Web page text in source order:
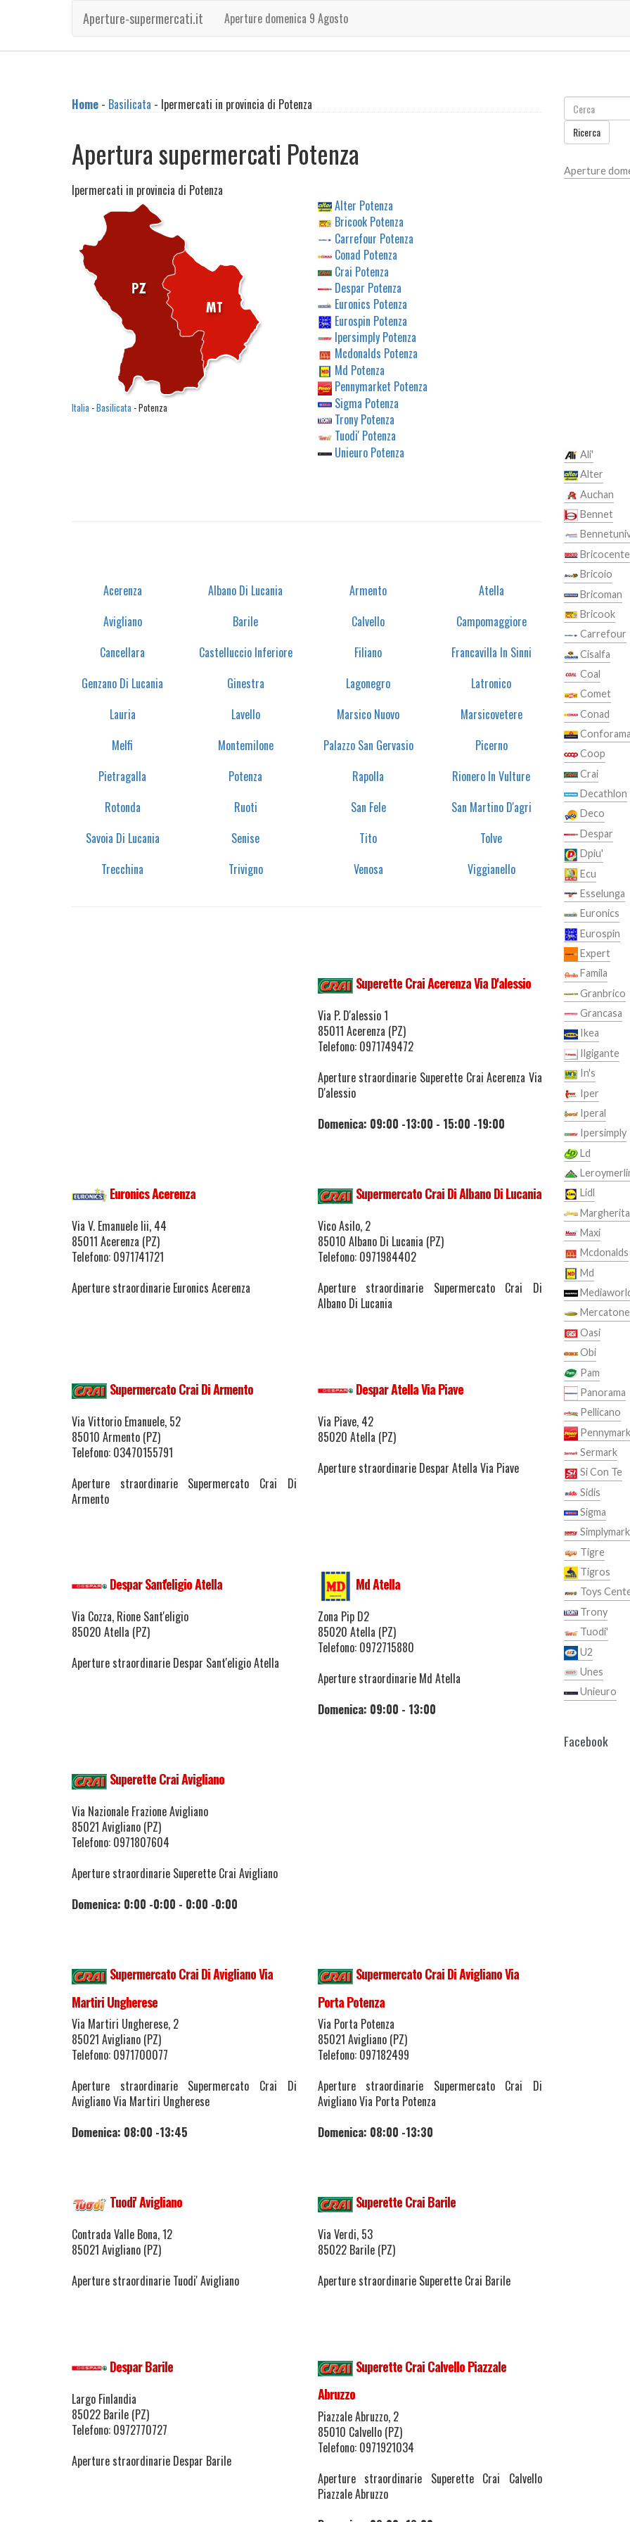
Aperture-supermercati.it Aperture domenica 9 Agosto
Home - Basilicata - Ipermercati in provincia di Potenza
Apertura supermercati Potenza
Ipermercati in provincia di Potenza
Italia -Basilicata - Potenza
Alter Potenza
Bricook Potenza
Carrefour Potenza
Conad Potenza
Crai Potenza
Despar Potenza
Euronics Potenza
Eurospin Potenza
Ipersimply Potenza
Mcdonalds Potenza
Md Potenza
Pennymarket Potenza
Sigma Potenza
Trony Potenza
Tuodi' Potenza
Unieuro Potenza
Acerenza Albano Di Lucania Armento
Atella
Avigliano
Barile Calvello
Campomaggiore
Cancellara
Castelluccio Inferiore Filiano
Francavilla In Sinni
Genzano Di Lucania
Ginestra Lagonegro
Latronico
Lauria
Lavello Marsico Nuovo
Marsicovetere
Melfi
Montemilone Palazzo San Gervasio
Picerno
Pietragalla
Potenza Rapolla
Rionero In Vulture
Rotonda
Ruoti San Fele
San Martino D'agri
Savoia Di Lucania
Senise Tito
Tolve
Trecchina
Trivigno Venosa Viggianello
Superette Crai Acerenza Via D'alessio
Via P. D'alessio 1
85011 Acerenza (PZ)
Telefono: 0971749472
Aperture straordinarie Superette Crai Acerenza Via
D'alessio
Domenica: 09:00 -13:00 - 15:00 -19:00
Euronics Acerenza
Via V. Emanuele Iii, 44
85011 Acerenza (PZ)
Telefono: 0971741721
Aperture straordinarie Euronics Acerenza
Supermercato Crai Di Albano Di Lucania
Vico Asilo, 2
85010 Albano Di Lucania (PZ)
Telefono: 0971984402
Aperture straordinarie Supermercato Crai Di
Albano Di Lucania
Supermercato Crai Di Armento
Via Vittorio Emanuele, 52
85010 Armento (PZ)
Telefono: 03470155791
Aperture straordinarie Supermercato Crai Di
Armento
Despar Atella Via Piave
Via Piave, 42
85020 Atella (PZ)
Aperture straordinarie Despar Atella Via Piave
Despar Sant'eligio Atella
Via Cozza, Rione Sant'eligio
85020 Atella (PZ)
Aperture straordinarie Despar Sant'eligio Atella
Md Atella
Zona Pip D2
85020 Atella (PZ)
Telefono: 0972715880
Aperture straordinarie Md Atella
Domenica: 09:00 - 13:00
Superette Crai Avigliano
Via Nazionale Frazione Avigliano
85021 Avigliano (PZ)
Telefono: 0971807604
Aperture straordinarie Superette Crai Avigliano
Domenica: 0:00 -0:00 - 0:00 -0:00
Supermercato Crai Di Avigliano Via
Martiri Ungherese
Via Martiri Ungherese, 2
85021 Avigliano (PZ)
Telefono: 0971700077
Aperture straordinarie Supermercato Crai Di
Avigliano Via Martiri Ungherese
Domenica: 08:00 -13:45
Supermercato Crai Di Avigliano Via
Porta Potenza
Via Porta Potenza
85021 Avigliano (PZ)
Telefono: 097182499
Aperture straordinarie Supermercato Crai Di
Avigliano Via Porta Potenza
Domenica: 08:00 -13:30
Tuodi' Avigliano
Contrada Valle Bona, 12
85021 Avigliano (PZ)
Aperture straordinarie Tuodi' Avigliano
Superette Crai Barile
Via Verdi, 53
85022 Barile (PZ)
Aperture straordinarie Superette Crai Barile
Despar Barile
Largo Finlandia
85022 Barile (PZ)
Telefono: 0972770727
Aperture straordinarie Despar Barile
Superette Crai Calvello Piazzale
Abruzzo
Piazzale Abruzzo, 2
85010 Calvello (PZ)
Telefono: 0971921034
Aperture straordinarie Superette Crai Calvello
Piazzale Abruzzo
Ricerca
Aperture
Ali'
Alter
Auchan
Bennet
Bricoio
Bricoman
Bricook
Carrefour
Cisalfa
Coal
Comet
Conad
Conforama
Coop
Crai
Decathlon
Deco
Despar
Dpiu'
Ecu
Esselunga
Euronics
Eurospin
Expert
Famila
Granbrico
Grancasa
Ikea
Ilgigante
In's
Iper
Iperal
Ipersimply
Ld
Lidl
Margherita
Maxi
Mcdonalds
Md
Oasi
Obi
Pam
Panorama
Pellicano
Sermark
Si Con Te
Sidis
Sigma
Tigre
Tigros
Toys
Trony
Tuodi'
U2
Unes
Unieuro
Facebook